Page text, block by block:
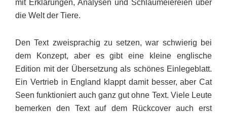
mit Erklärungen, Analysen und Schlaumeiereien über
die Welt der Tiere.
Den Text zweisprachig zu setzen, war schwierig bei
dem Konzept, aber es gibt eine kleine englische
Edition mit der Übersetzung als schönes Einlegeblatt.
Ein Vertrieb in England klappt damit besser, aber Cat
Seen funktioniert auch ganz gut ohne Text. Viele Leute
bemerken den Text auf dem Rückcover auch erst